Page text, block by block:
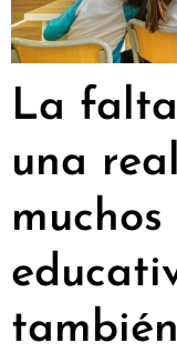
La
una